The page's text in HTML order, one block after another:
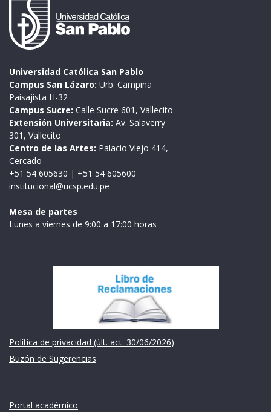
Universidad Católica San Pablo
Campus San Lázaro: Urb. Campiña
Paisajista H-32
Campus Sucre: Calle Sucre 601, Vallecito
Extensión Universitaria: Av. Salaverry
301, Vallecito
Centro de las Artes: Palacio Viejo 414,
Cercado
+51 54 605630 | +51 54 605600
institucional@ucsp.edu.pe
Mesa de partes
Lunes a viernes de 9:00 a 17:00 horas
Política de privacidad (últ. act. 30/06/2026)
Buzón de Sugerencias
Portal académico